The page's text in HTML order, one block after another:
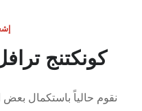
كونكتنج
نقوم حالياً باستكمال بعض